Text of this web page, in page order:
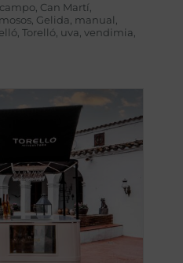
campo, Can Martí
, Gelida manual
, Torelló, uva vendimia